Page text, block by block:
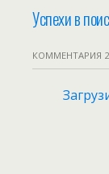
Успехи в
КОММЕНТАРИЯ 2